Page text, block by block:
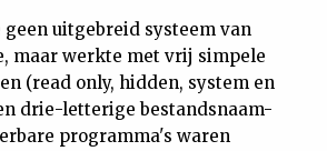
geen uitgebreid systeem van
maar werkte met vrij simpele
(read only, hidden, system en
drie-letterige bestandsnaam-
programma's waren